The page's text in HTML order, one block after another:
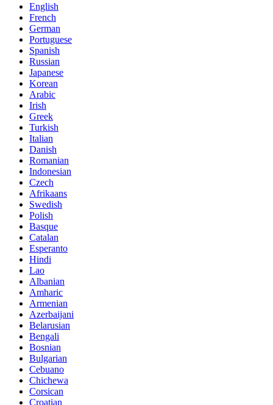
English
French
German
Portuguese
Spanish
Russian
Japanese
Korean
Arabic
Irish
Greek
Turkish
Italian
Danish
Romanian
Indonesian
Czech
Afrikaans
Swedish
Polish
Basque
Catalan
Esperanto
Hindi
Lao
Albanian
Amharic
Armenian
Azerbaijani
Belarusian
Bengali
Bosnian
Bulgarian
Cebuano
Chichewa
Corsican
Croatian